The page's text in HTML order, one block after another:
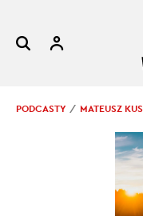
PODCASTY MATEUSZ